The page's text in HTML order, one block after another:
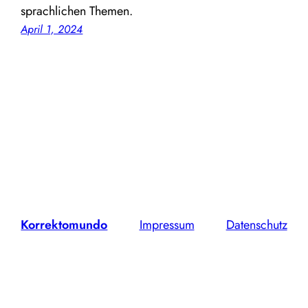
sprach­li­chen Themen.
April 1, 2024
Korrektomundo Impressum Datenschutz